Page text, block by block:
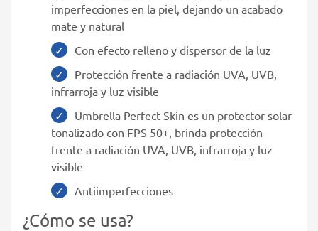
imperfecciones en la piel, dejando un acabado
mate y natural
Con efecto relleno y dispersor de la luz
Protección frente a radiación UVA, UVB,
infrarroja y luz visible
Umbrella Perfect Skin es un protector solar
tonalizado con FPS 50+, brinda protección
frente a radiación UVA, UVB, infrarroja y luz
visible
Antiimperfecciones
¿Cómo se usa?